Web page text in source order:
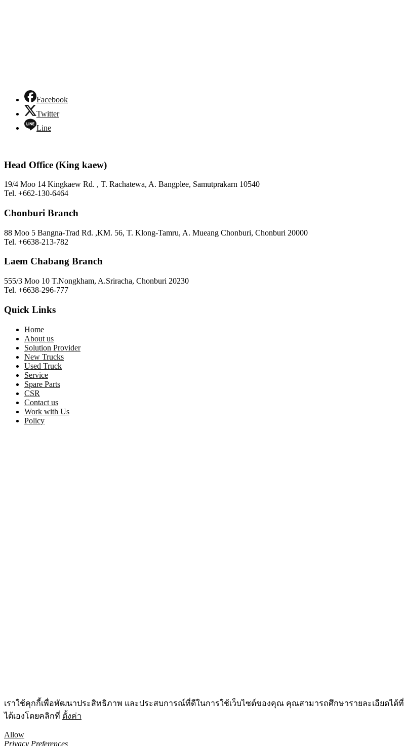
Facebook
Twitter
Line
Head Office (King kaew)
19/4 Moo 14 Kingkaew Rd. , T. Rachatewa, A. Bangplee, Samutprakarn 10540
Tel. +662-130-6464
Chonburi Branch
88 Moo 5 Bangna-Trad Rd. ,KM. 56, T. Klong-Tamru, A. Mueang Chonburi, Chonburi 20000
Tel. +6638-213-782
Laem Chabang Branch
555/3 Moo 10 T.Nongkham, A.Sriracha, Chonburi 20230
Tel. +6638-296-777
Quick Links
Home
About us
Solution Provider
New Trucks
Used Truck
Service
Spare Parts
CSR
Contact us
Work with Us
Policy
เราใช้คุกกี้เพื่อพัฒนาประสิทธิภาพ และประสบการณ์ที่ดีในการใช้เว็บไซต์ของคุณ คุณสามารถศึกษารายละเอียดได้ที่
ได้เองโดยคลิกที่ ตั้งค่า
Allow
Privacy Preferences